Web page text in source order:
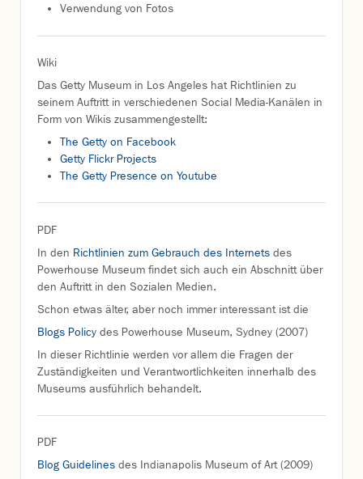
Verwendung von Fotos
Wiki
Das Getty Museum in Los Angeles hat Richtlinien zu
seinem Auftritt in verschiedenen Social Media-Kanälen in
Form von Wikis zusammengestellt:
The Getty on Facebook
Getty Flickr Projects
The Getty Presence on Youtube
PDF
In den Richtlinien zum Gebrauch des Internets des
Powerhouse Museum findet sich auch ein Abschnitt über
den Auftritt in den Sozialen Medien.
Schon etwas älter, aber noch immer interessant ist die
Blogs Policy des Powerhouse Museum, Sydney (2007)
In dieser Richtlinie werden vor allem die Fragen der
Zuständigkeiten und Verantwortlichkeiten innerhalb des
Museums ausführlich behandelt.
PDF
Blog Guidelines des Indianapolis Museum of Art (2009)